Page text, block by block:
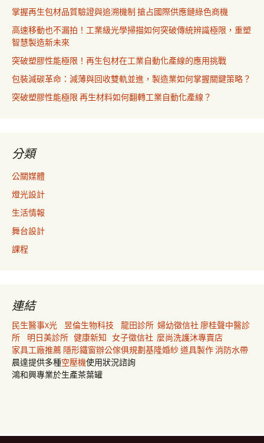
掌握再生包材品質驗證與追溯機制 搶占國際供應鏈綠色商機
高速移動也不漏拍！工業級光學掃描如何突破傳統辨識極限，重塑
智慧製造新未來
突破塑膠性能極限！再生包材在工業自動化產線的應用挑戰
包裝減碳革命：減薄與回收雙軌並進，製造業如何掌握關鍵策略？
突破塑膠性能極限 再生材料如何翻轉工業自動化產線？
分類
公關媒體
燈光設計
生活情報
舞台設計
課程
連結
民生醫事X光 昱倫生物科技 龍田診所 婦幼徵信社 廖桂聲中醫診
所
明日美診所 健康新知 女子徵信社 麼尚洗護沐專賣店
家具工廠推薦 隱形鐵窗辦公傢俱規劃基隆婚紗道具製作消防水帶
晨達提供多種空壓機使用狀況諮詢
鴻和興專業於生產茶葉罐